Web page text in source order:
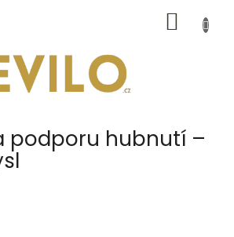
KOŠÍK
podporu hubnutí –